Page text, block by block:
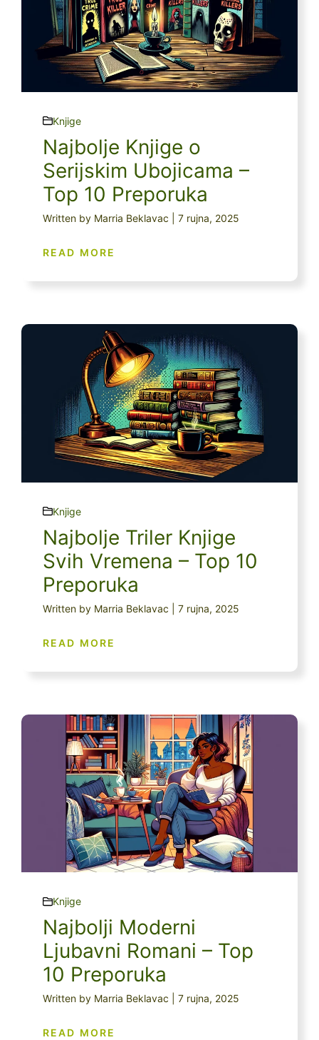
Knjige
Najbolje Knjige o
Serijskim Ubojicama –
Top 10 Preporuka
Written by Marria Beklavac | 7 rujna, 2025
READ MORE
Knjige
Najbolje Triler Knjige
Svih Vremena – Top 10
Preporuka
Written by Marria Beklavac | 7 rujna, 2025
READ MORE
Knjige
Najbolji Moderni
Ljubavni Romani – Top
10 Preporuka
Written by Marria Beklavac | 7 rujna, 2025
READ MORE